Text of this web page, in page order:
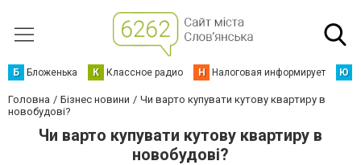
Б Бложенька К Классное радио Н Налоговая информирует Ю
Головна Бізнес новини
Чи варто купувати кутову квартиру в
новобудові?
Чи варто купувати кутову квартиру в
новобудові?